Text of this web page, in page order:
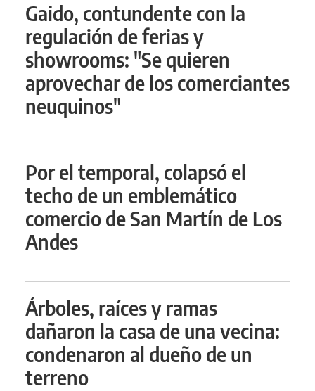
Gaido, contundente con la
regulación de ferias y
showrooms: "Se quieren
aprovechar de los comerciantes
neuquinos"
Por el temporal, colapsó el
techo de un emblemático
comercio de San Martín de Los
Andes
Árboles, raíces y ramas
dañaron la casa de una vecina:
condenaron al dueño de un
terreno